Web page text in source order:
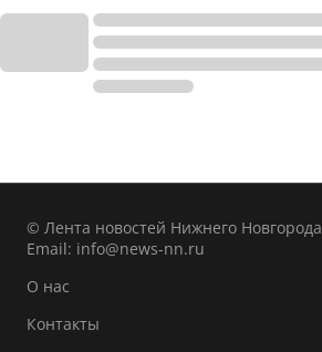
© Лента новостей Нижнего Новгорода
Email: info@news-nn.ru
О нас
Контакты